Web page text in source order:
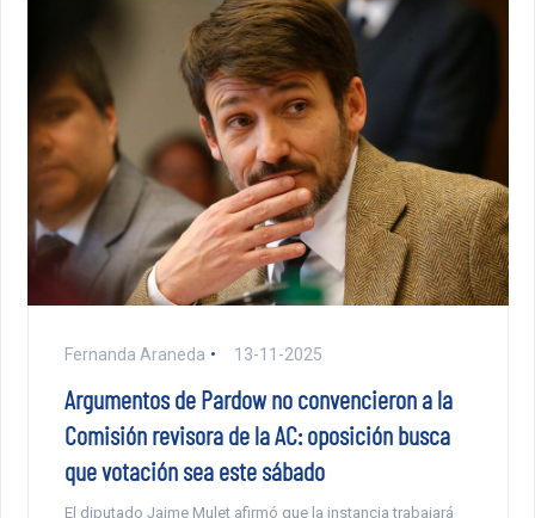
Fernanda Araneda 13-11-2025
Argumentos de Pardow no convencieron a la
Comisión revisora de la AC: oposición busca
que votación sea este sábado
El diputado Jaime Mulet afirmó que la instancia trabajará